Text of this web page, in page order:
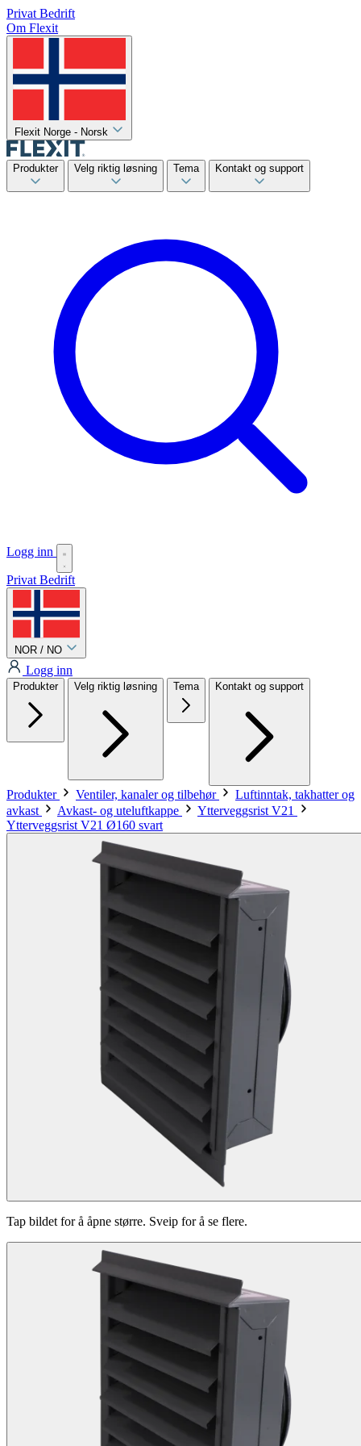
Privat Bedrift
Om Flexit
Flexit Norge - Norsk
Produkter Velg riktig løsning Tema Kontakt og support
Logg inn
Privat Bedrift
NOR / NO
Logg inn
Produkter Velg riktig løsning Tema Kontakt og support
Produkter Ventiler, kanaler og tilbehør
Luftinntak, takhatter og
avkast
Avkast- og uteluftkappe
Ytterveggsrist V21
Ytterveggsrist V21 Ø160 svart
Tap bildet for å åpne større. Sveip for å se flere.